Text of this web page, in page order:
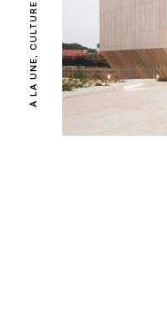
À LA UNE
CULTURE